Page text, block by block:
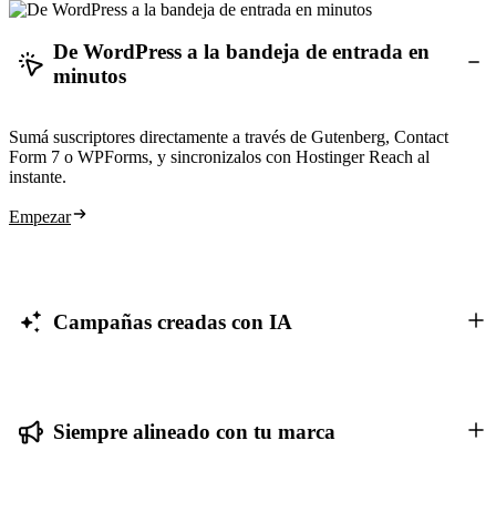
De WordPress a la bandeja de entrada en
minutos
Sumá suscriptores directamente a través de Gutenberg, Contact
Form 7 o WPForms, y sincronizalos con Hostinger Reach al
instante.
Empezar
Campañas creadas con IA
Siempre alineado con tu marca